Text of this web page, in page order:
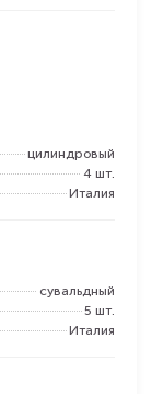
цилиндровый
4 шт.
Италия
сувальдный
5 шт.
Италия